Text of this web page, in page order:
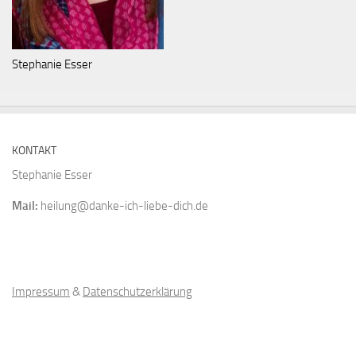
Stephanie Esser
KONTAKT
Stephanie Esser
Mail: heilung@danke-ich-liebe-dich.de
Impressum & Datenschutzerklärung